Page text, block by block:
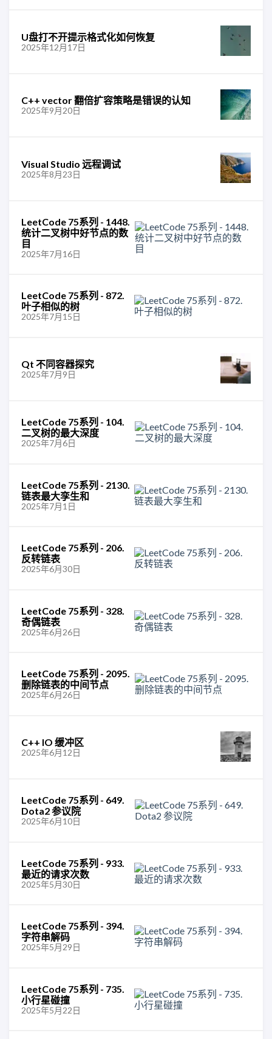
U盘打不开提示格式化如何恢复
2025年12月17日
C++ vector 翻倍扩容策略是错误的认知
2025年9月20日
Visual Studio 远程调试
2025年8月23日
LeetCode 75系列 - 1448.
统计二叉树中好节点的数
目
2025年7月16日
LeetCode 75系列 - 872.
叶子相似的树
2025年7月15日
Qt 不同容器探究
2025年7月9日
LeetCode 75系列 - 104.
二叉树的最大深度
2025年7月6日
LeetCode 75系列 - 2130.
链表最大孪生和
2025年7月1日
LeetCode 75系列 - 206.
反转链表
2025年6月30日
LeetCode 75系列 - 328.
奇偶链表
2025年6月26日
LeetCode 75系列 - 2095.
删除链表的中间节点
2025年6月26日
C++ IO 缓冲区
2025年6月12日
LeetCode 75系列 - 649.
Dota2 参议院
2025年6月10日
LeetCode 75系列 - 933.
最近的请求次数
2025年5月30日
LeetCode 75系列 - 394.
字符串解码
2025年5月29日
LeetCode 75系列 - 735.
小行星碰撞
2025年5月22日